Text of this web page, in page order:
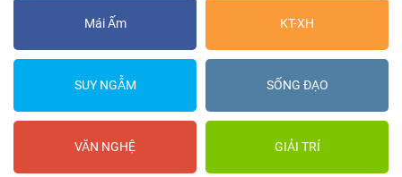
Mái Ấm KT-XH
SUY NGẪM SỐNG ĐẠO
VĂN NGHỆ GIẢI TRÍ